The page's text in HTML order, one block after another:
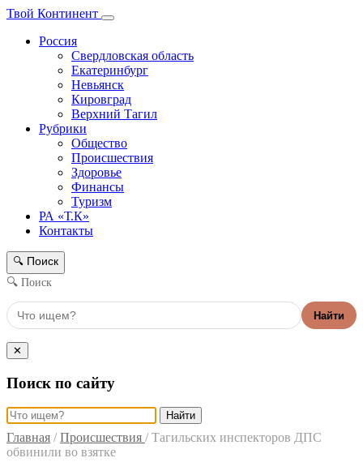
Твой Континент
Россия
Свердловская область
Екатеринбург
Невьянск
Кировград
Верхний Тагил
Рубрики
Общество
Происшествия
Здоровье
Финансы
Туризм
РА «Т.К»
Контакты
🔍 Поиск
🔍 Поиск
Найти
✕
Поиск по сайту
Найти
Главная / Происшествия / Тагильских инспекторов ДПС
обвинили во взятке